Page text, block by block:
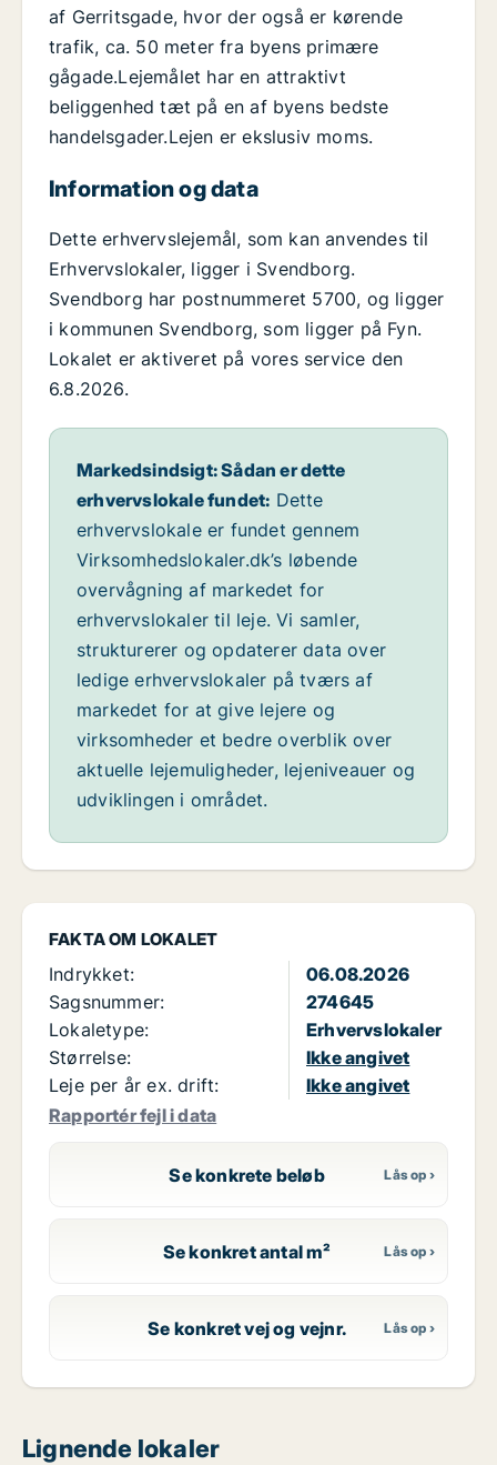
FAKTA OM LOKALET
Indrykket:
06.08.2026
Sagsnummer:
274645
Lokaletype:
Erhvervslokaler
Størrelse:
Ikke angivet
Leje per år ex. drift:
Ikke angivet
Rapportér fejl i data
Se konkrete beløb
Se konkret antal m²
Se konkret vej og vejnr.
af Gerritsgade, hvor der også er kørende
trafik, ca. 50 meter fra byens primære
gågade.Lejemålet har en attraktivt
beliggenhed tæt på en af byens bedste
handelsgader.Lejen er ekslusiv moms.
Information og data
Dette erhvervslejemål, som kan anvendes til
Erhvervslokaler, ligger i Svendborg.
Svendborg har postnummeret 5700, og ligger
i kommunen Svendborg, som ligger på Fyn.
Lokalet er aktiveret på vores service den
6.8.2026.
Markedsindsigt: Sådan er dette
erhvervslokale fundet: Dette
erhvervslokale er fundet gennem
Virksomhedslokaler.dk’s løbende
overvågning af markedet for
erhvervslokaler til leje. Vi samler,
strukturerer og opdaterer data over
ledige erhvervslokaler på tværs af
markedet for at give lejere og
virksomheder et bedre overblik over
aktuelle lejemuligheder, lejeniveauer og
udviklingen i området.
Lignende lokaler